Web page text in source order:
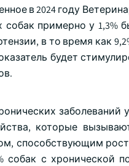
в 2024 году
примерно у 1,3%
в то время как
будет
которые
способствующим
собак с